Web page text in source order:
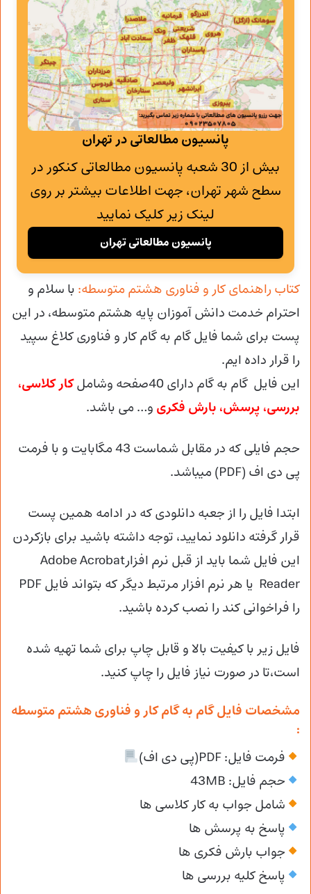
پانسیون مطالعاتی در تهران
بیش از 30 شعبه پانسیون مطالعاتی کنکور در
سطح شهر تهران، جهت اطلاعات بیشتر بر روی
لینک زیر کلیک نمایید
پانسیون مطالعاتی تهران
کتاب راهنمای کار و فناوری هشتم متوسطه: با سلام و
احترام خدمت دانش آموزان پایه هشتم متوسطه، در این
پست برای شما فایل گام به گام کار و فناوری کلاغ سپید
را قرار داده ایم.
این فایل گام به گام دارای 40صفحه وشامل
کار کلاسی،
بررسی، پرسش، بارش فکری و… می باشد.
حجم فایلی که در مقابل شماست 43 مگابایت و با فرمت
پی دی اف (PDF) میباشد.
ابتدا فایل را از جعبه دانلودی که در ادامه همین پست
قرار گرفته دانلود نمایید، توجه داشته باشید برای بازکردن
این فایل شما باید از قبل نرم افزارAdobe Acrobat
را فراخوانی کند را نصب کرده باشید.
فایل زیر با کیفیت بالا و قابل چاپ برای شما تهیه شده
است،تا در صورت نیاز فایل را چاپ کنید.
مشخصات فایل گام به گام کار و فناوری هشتم متوسطه
:
فرمت فایل: PDF(پی دی اف)
حجم فایل: 43MB
شامل جواب به کار کلاسی ها
پاسخ به پرسش ها
جواب بارش فکری ها
پاسخ کلیه بررسی ها